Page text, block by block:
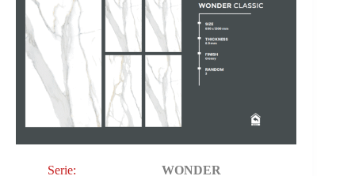
Serie: WONDER